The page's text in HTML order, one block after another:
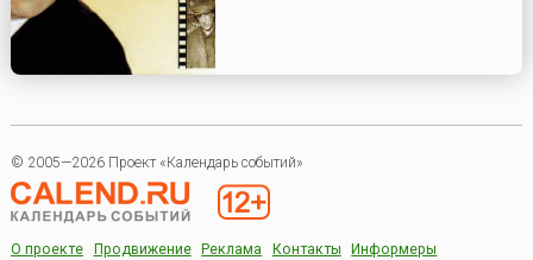
© 2005—2026 Проект «Календарь событий»
О проекте Продвижение Реклама Контакты Информеры